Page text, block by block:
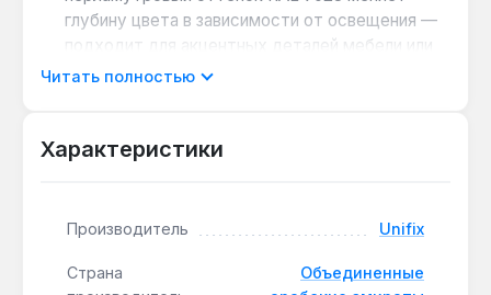
глубину цвета в зависимости от освещения —
подходит для акцентных деталей мебели или
рам.
адгезию к металлу, дереву и пластику без
равномерного покрытия на вертикальных
см, избегая подтёков — аэрозоль 400 мл
Читать полностью
Характеристики
Производитель Unifix
Страна
Объединенные